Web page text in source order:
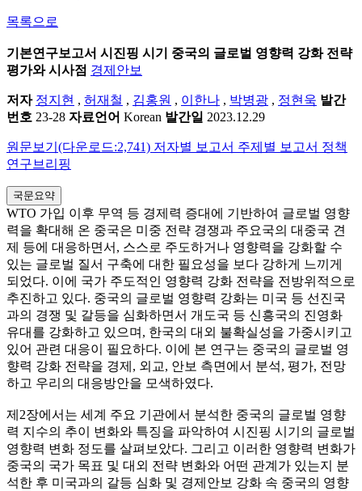
목록으로
기본연구보고서 시진핑 시기 중국의 글로벌 영향력 강화 전략
평가와 시사점 경제안보
저자 정지현 , 허재철 , 김홍원 , 이한나 , 박병광 , 정현욱 발간
번호 23-28 자료언어 Korean 발간일 2023.12.29
원문보기(다운로드:2,741) 저자별 보고서 주제별 보고서 정책
연구브리핑
국문요약
WTO 가입 이후 무역 등 경제력 증대에 기반하여 글로벌 영향
력을 확대해 온 중국은 미중 전략 경쟁과 주요국의 대중국 견
제 등에 대응하면서, 스스로 주도하거나 영향력을 강화할 수
있는 글로벌 질서 구축에 대한 필요성을 보다 강하게 느끼게
되었다. 이에 국가 주도적인 영향력 강화 전략을 전방위적으로
추진하고 있다. 중국의 글로벌 영향력 강화는 미국 등 선진국
과의 경쟁 및 갈등을 심화하면서 개도국 등 신흥국의 진영화
유대를 강화하고 있으며, 한국의 대외 불확실성을 가중시키고
있어 관련 대응이 필요하다. 이에 본 연구는 중국의 글로벌 영
향력 강화 전략을 경제, 외교, 안보 측면에서 분석, 평가, 전망
하고 우리의 대응방안을 모색하였다.
제2장에서는 세계 주요 기관에서 분석한 중국의 글로벌 영향
력 지수의 추이 변화와 특징을 파악하여 시진핑 시기의 글로벌
영향력 변화 정도를 살펴보았다. 그리고 이러한 영향력 변화가
중국의 국가 목표 및 대외 전략 변화와 어떤 관계가 있는지 분
석한 후 미국과의 갈등 심화 및 경제안보 강화 속 중국의 영향